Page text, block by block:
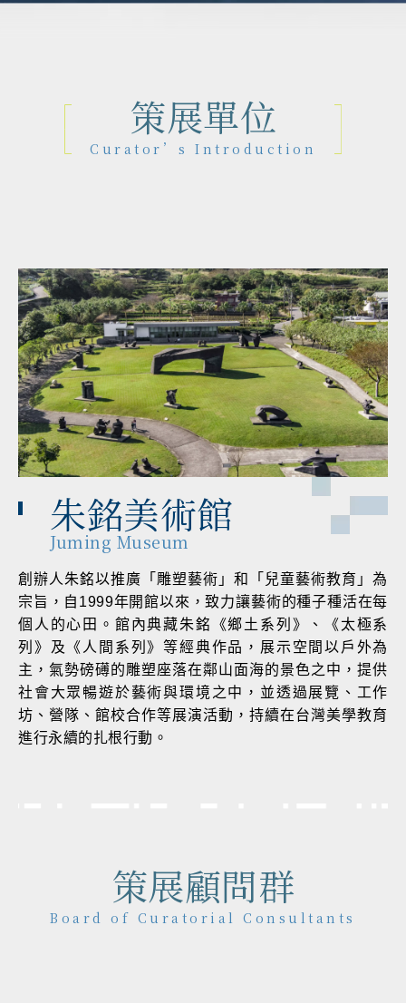
策展單位
Curator’s Introduction
朱銘美術館
Juming Museum
創辦人朱銘以推廣「雕塑藝術」和「兒童藝術教育」為
宗旨，自1999年開館以來，致力讓藝術的種子種活在每
個人的心田。館內典藏朱銘《鄉土系列》、《太極系
列》及《人間系列》等經典作品，展示空間以戶外為
主，氣勢磅礡的雕塑座落在鄰山面海的景色之中，提供
社會大眾暢遊於藝術與環境之中，並透過展覽、工作
坊、營隊、館校合作等展演活動，持續在台灣美學教育
進行永續的扎根行動。
策展顧問群
Board of Curatorial Consultants